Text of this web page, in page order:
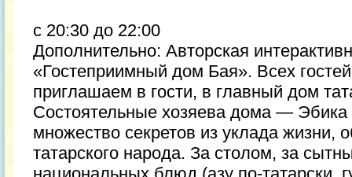
с 20:30 до 22:00
Дополнительно: Авторская
«Гостеприимный дом Бая». Всех
приглашаем в гости, в главный дом
Состоятельные хозяева дома — Эбика
множество секретов из уклада жизни,
татарского народа. За столом, за